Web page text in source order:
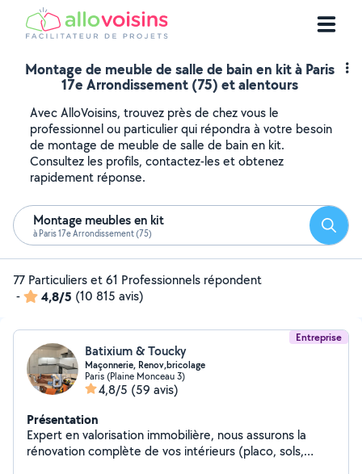
Montage de meuble de salle de bain en kit à Paris
17e Arrondissement (75) et alentours
Avec AlloVoisins, trouvez près de chez vous le
professionnel ou particulier qui répondra à votre besoin
de montage de meuble de salle de bain en kit.
Consultez les profils, contactez-les et obtenez
rapidement réponse.
Montage meubles en kit
à Paris 17e Arrondissement (75)
77 Particuliers et 61 Professionnels répondent
-
4,8/5 (10 815 avis)
Entreprise
Batixium & Toucky
Maçonnerie, Renov,bricolage
Paris (Plaine Monceau 3)
4,8/5 (59 avis)
Présentation
Expert en valorisation immobilière, nous assurons la
rénovation complète de vos intérieurs (placo, sols,